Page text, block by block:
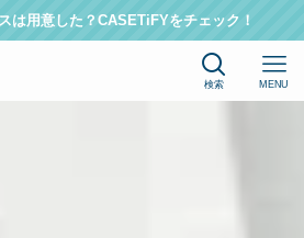
は用意した？CASETiFYをチェック！
検索 MENU